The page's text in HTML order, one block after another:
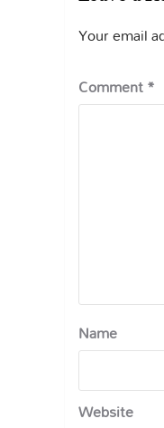
Your email
Comment*
Name
Website